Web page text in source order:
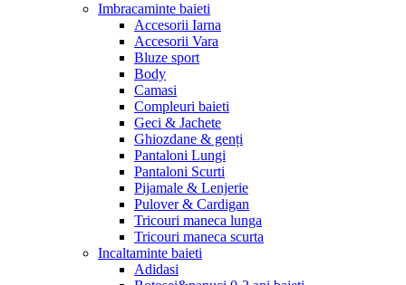
Imbracaminte baieti
Accesorii Iarna
Accesorii Vara
Bluze sport
Body
Camasi
Compleuri baieti
Geci & Jachete
Ghiozdane & genți
Pantaloni Lungi
Pantaloni Scurti
Pijamale & Lenjerie
Pulover & Cardigan
Tricouri maneca lunga
Tricouri maneca scurta
Incaltaminte baieti
Adidasi